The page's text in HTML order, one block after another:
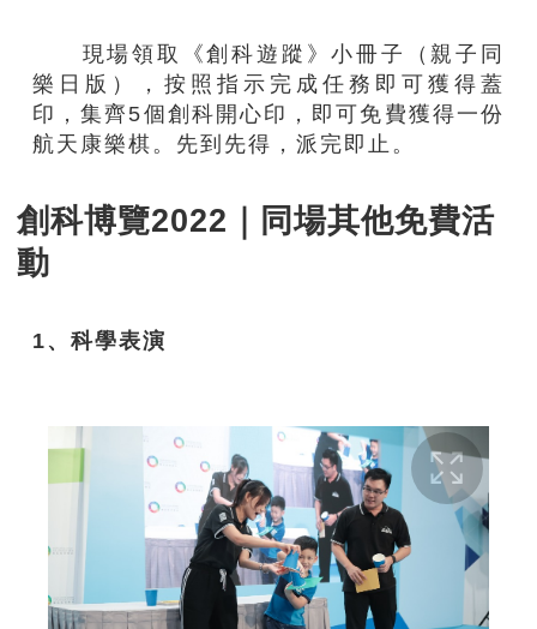
現場領取《創科遊蹤》小冊子（親子同
樂日版），按照指示完成任務即可獲得蓋
印，集齊5個創科開心印，即可免費獲得一份
航天康樂棋。先到先得，派完即止。
創科博覽2022｜同場其他免費活
動
1、科學表演